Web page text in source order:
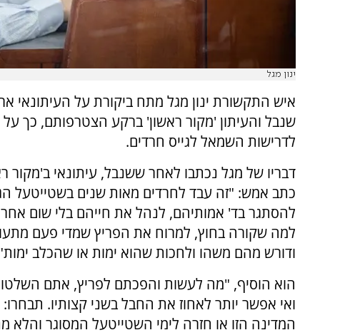
ינון מגל
איש התקשורת ינון מגל מתח ביקורת על העיתונאי
שנבל והעיתון 'מקור ראשון' ברקע הצטרפותם, כך על
לדרישות השמאל לגייס חרדים.
דבריו של מגל נכתבו לאחר ששנבל, עיתונאי ב'מקור
כתב אמש: "זה עבד לחרדים מאות שנים בשטייטעל
להסתגר בד' אמותיהם, לנהל את חייהם בלי שום
למה שקורה בחוץ, למרוח את הפריץ שמדי פעם
ודורש מהם משהו ולחכות שהוא ימות או שהכלב
הוא הוסיף, "מה לעשות והפכתם לפריץ, אתם
ואי אפשר יותר לאחוז את החבל בשני קצותיו.
המדינה הזו או חזרה לימי השטייטעל המסוגר והלא